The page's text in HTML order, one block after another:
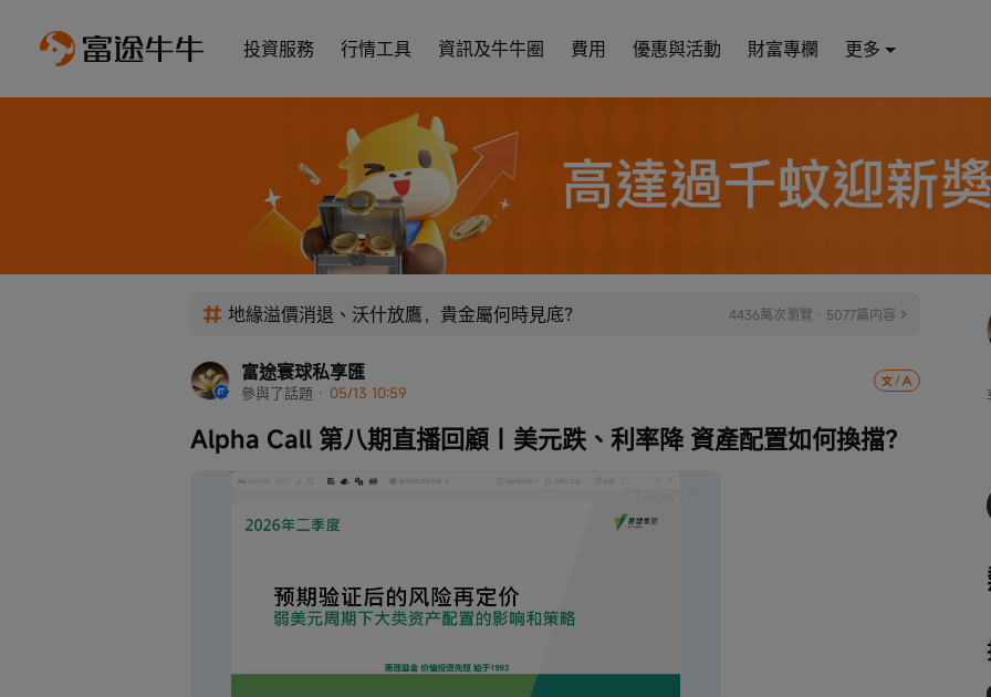
投資服務 行情工具 資訊及牛牛圈 費用 優惠與活動 財富專欄 更多
地緣溢價消退、沃什放鷹，貴金屬何時見底？ 4436萬次瀏覽 · 5077篇内容
富途寰球私享匯
參與了話題 · 05/13 10:59
Alpha Call 第八期直播回顧｜美元跌、利率降 資產配置如何換擋？